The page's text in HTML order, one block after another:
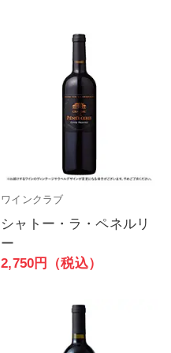
ワインクラブ
シャトー・ラ・ペネルリ
ー
2,750円（税込）